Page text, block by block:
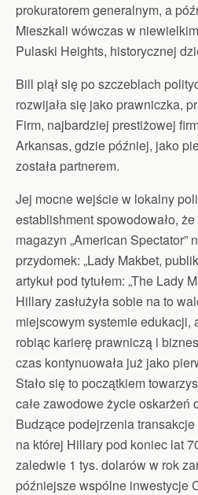
prokuratorem generalnym, a
Mieszkali wówczas w
Pulaski Heights, historycznej
Bill piął się po szczeblach
rozwijała się jako prawniczka,
Firm, najbardziej prestiżowej
Arkansas, gdzie później, jako
została partnerem.
Jej mocne wejście w lokalny
establishment spowodowało,
magazyn „American Spectator”
przydomek: „Lady Makbet,
artykuł pod tytułem: „The Lady
Hillary zasłużyła sobie na to
miejscowym systemie edukacji,
robiąc karierę prawniczą i
czas kontynuowała już jako
Stało się to początkiem
całe zawodowe życie oskarżeń
Budzące podejrzenia
na której Hillary pod koniec lat
zaledwie 1 tys. dolarów w rok
późniejsze wspólne inwestycje